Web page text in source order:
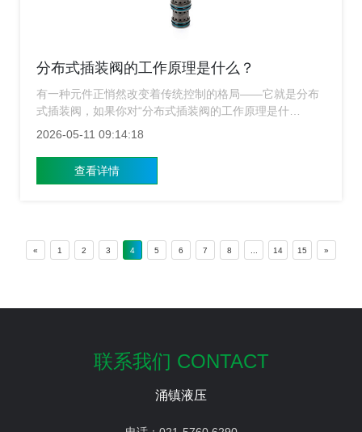
分布式插装阀的工作原理是什么？
有一种元件正悄然改变着传统控制的格局——它就是分布
式插装阀，如果你对“分布式插装阀的工作原理是什
么？”这个问题还一头雾Water，那不妨坐下来，听我慢慢
脏的探秘之旅，上海涌镇插装阀生产厂家先从一个场景说
2026-05-11 09:14:18
查看详情
« 1 2 3 4 5 6 7 8 14 15 »
联系我们 CONTACT
涌镇液压